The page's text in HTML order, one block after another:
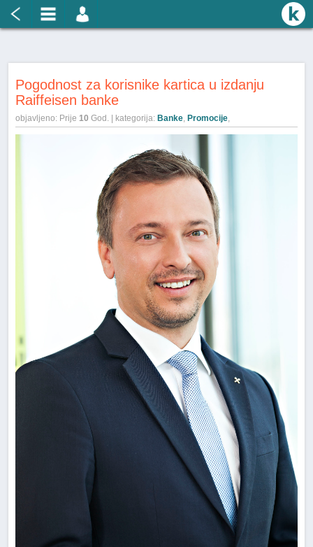
Pogodnost za korisnike kartica u izdanju
Raiffeisen banke
objavljeno: Prije10 God. | kategorija: Banke, Promocije,